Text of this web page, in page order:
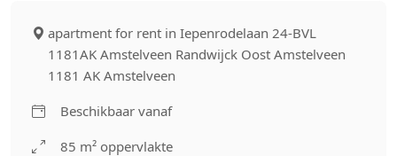
apartment for rent in Iepenrodelaan 24-BVL
1181AK Amstelveen Randwijck Oost Amstelveen
1181 AK Amstelveen
Beschikbaar vanaf
85 m² oppervlakte